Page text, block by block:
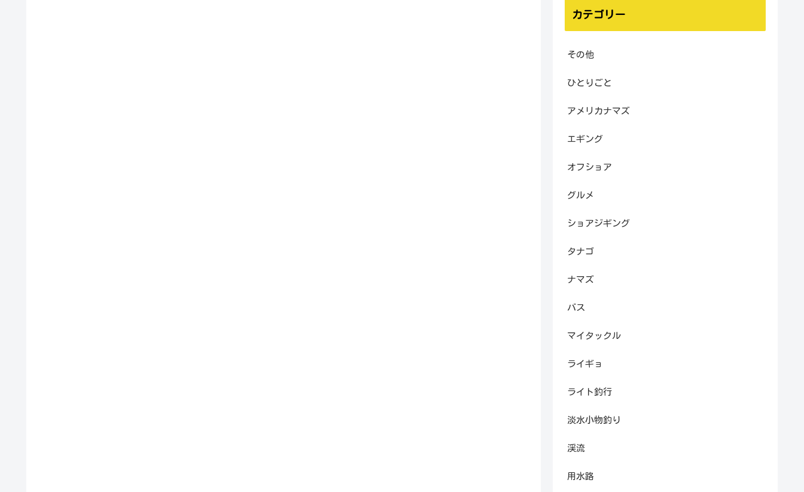
カテゴリー
その他
ひとりごと
アメリカナマズ
エギング
オフショア
グルメ
ショアジギング
タナゴ
ナマズ
バス
マイタックル
ライギョ
ライト釣行
淡水小物釣り
渓流
用水路